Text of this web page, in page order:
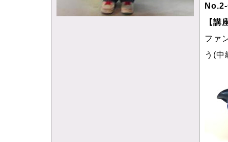
【講
ファ
う(中